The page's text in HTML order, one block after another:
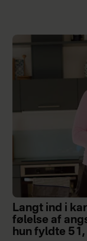
Langt ind i
følelse af
hun fyldte